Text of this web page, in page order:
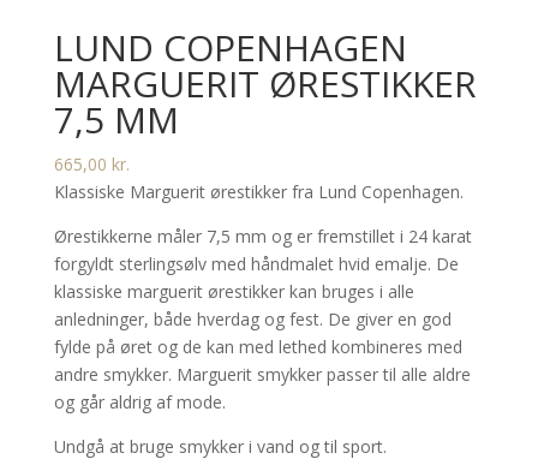
LUND COPENHAGEN
MARGUERIT ØRESTIKKER
7,5 MM
665,00 kr.
Klassiske Marguerit ørestikker fra Lund Copenhagen.
Ørestikkerne måler 7,5 mm og er fremstillet i 24 karat
forgyldt sterlingsølv med håndmalet hvid emalje. De
klassiske marguerit ørestikker kan bruges i alle
anledninger, både hverdag og fest. De giver en god
fylde på øret og de kan med lethed kombineres med
andre smykker. Marguerit smykker passer til alle aldre
og går aldrig af mode.
Undgå at bruge smykker i vand og til sport.